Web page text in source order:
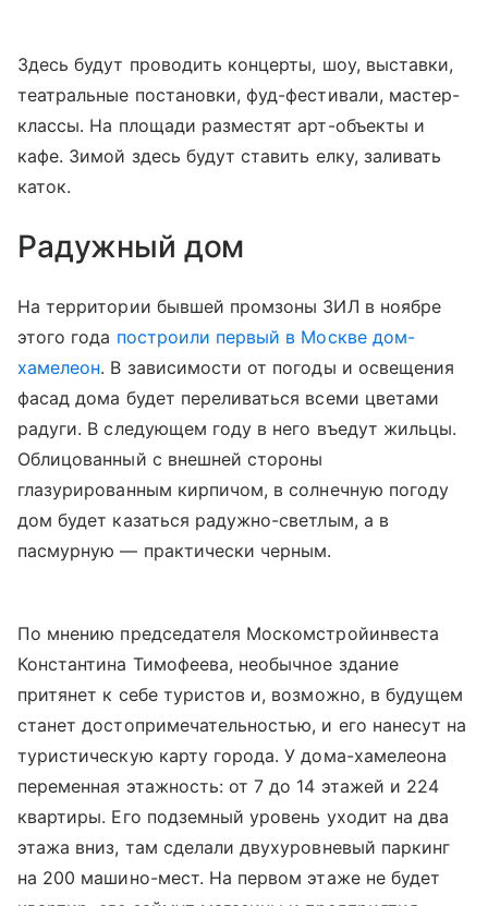
Здесь будут проводить концерты, шоу, выставки,
театральные постановки, фуд-фестивали, мастер-
классы. На площади разместят арт-объекты и
кафе. Зимой здесь будут ставить елку, заливать
каток.
Радужный дом
На территории бывшей промзоны ЗИЛ в ноябре
этого года построили первый в Москве дом-
хамелеон. В зависимости от погоды и освещения
фасад дома будет переливаться всеми цветами
радуги. В следующем году в него въедут жильцы.
Облицованный с внешней стороны
глазурированным кирпичом, в солнечную погоду
дом будет казаться радужно-светлым, а в
пасмурную — практически черным.
По мнению председателя Москомстройинвеста
Константина Тимофеева, необычное здание
притянет к себе туристов и, возможно, в будущем
станет достопримечательностью, и его нанесут на
туристическую карту города. У дома-хамелеона
переменная этажность: от 7 до 14 этажей и 224
квартиры. Его подземный уровень уходит на два
этажа вниз, там сделали двухуровневый паркинг
на 200 машино-мест. На первом этаже не будет